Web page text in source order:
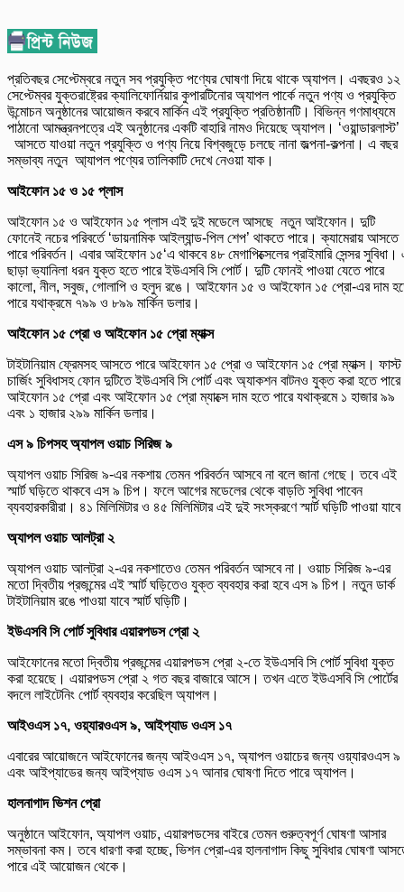
প্রতিবছর সেপ্টেম্বরে নতুন সব প্রযুক্তি পণ্যের ঘোষণা দিয়ে থাকে অ্যাপল। এবছরও ১২
সেপ্টেম্বর যুক্তরাষ্ট্রের ক্যালিফোর্নিয়ার কুপারটিনোর অ্যাপল পার্কে নতুন পণ্য ও প্রযুক্তি
উন্মোচন অনুষ্ঠানের আয়োজন করবে মার্কিন এই প্রযুক্তি প্রতিষ্ঠানটি। বিভিন্ন গণমাধ্যমে
পাঠানো আমন্ত্রনপত্রে এই অনুষ্ঠানের একটি বাহারি নামও দিয়েছে অ্যাপল।
আসতে যাওয়া নতুন প্রযুক্তি ও পণ্য নিয়ে বিশ্বজুড়ে চলছে নানা জল্পনা-কল্পনা। এ বছর
সম্ভাব্য নতুন আ্যাপল পণ্যের তালিকাটি দেখে নেওয়া যাক।
আইফোন ১৫ ও ১৫ প্লাস
আইফোন ১৫ ও আইফোন ১৫ প্লাস এই দুই মডেলে আসছে নতুন আইফোন। দুটি
ফোনেই নচের পরিবর্তে ‘ডায়নামিক আইল্যান্ড-পিল শেপ’ থাকতে পারে। ক্যামেরায় আসতে
পারে পরিবর্তন। এবার আইফোন ১৫‘এ থাকবে ৪৮ মেগাপিক্সেলের প্রাইমারি সেন্সর সুবিধা।
ছাড়া ভ্যানিলা ধরন যুক্ত হতে পারে ইউএসবি সি পোর্ট। দুটি ফোনই পাওয়া যেতে পারে
কালো, নীল, সবুজ, গোলাপি ও হলুদ রঙে। আইফোন ১৫ ও আইফোন ১৫ প্রো-এর দাম
পারে যথাক্রমে ৭৯৯ ও ৮৯৯ মার্কিন ডলার।
আইফোন ১৫ প্রো ও আইফোন ১৫ প্রো ম্যাক্স
টাইটানিয়াম ফ্রেমসহ আসতে পারে আইফোন ১৫ প্রো ও আইফোন ১৫ প্রো ম্যাক্স। ফাস্ট
চার্জিং সুবিধাসহ ফোন দুটিতে ইউএসবি সি পোর্ট এবং অ্যাকশন বাটনও যুক্ত করা হতে
আইফোন ১৫ প্রো এবং আইফোন ১৫ প্রো ম্যাক্সে দাম হতে পারে যথাক্রমে ১ হাজার ৯৯
এবং ১ হাজার ২৯৯ মার্কিন ডলার।
এস ৯ চিপসহ অ্যাপল ওয়াচ সিরিজ ৯
অ্যাপল ওয়াচ সিরিজ ৯-এর নকশায় তেমন পরিবর্তন আসবে না বলে জানা গেছে। তবে এই
স্মার্ট ঘড়িতে থাকবে এস ৯ চিপ। ফলে আগের মডেলের থেকে বাড়তি সুবিধা পাবেন
ব্যবহারকারীরা। ৪১ মিলিমিটার ও ৪৫ মিলিমিটার এই দুই সংস্করণে স্মার্ট ঘড়িটি পাওয়া
অ্যাপল ওয়াচ আলট্রা ২
অ্যাপল ওয়াচ আলট্রা ২-এর নকশাতেও তেমন পরিবর্তন আসবে না। ওয়াচ সিরিজ ৯-এর
মতো দ্বিতীয় প্রজন্মের এই স্মার্ট ঘড়িতেও যুক্ত ব্যবহার করা হবে এস ৯ চিপ। নতুন ডার্ক
টাইটানিয়াম রঙে পাওয়া যাবে স্মার্ট ঘড়িটি।
ইউএসবি সি পোর্ট সুবিধার এয়ারপডস প্রো ২
আইফোনের মতো দ্বিতীয় প্রজন্মের এয়ারপডস প্রো ২-তে ইউএসবি সি পোর্ট সুবিধা যুক্ত
করা হয়েছে। এয়ারপডস প্রো ২ গত বছর বাজারে আসে। তখন এতে ইউএসবি সি পোর্টের
বদলে লাইটেনিং পোর্ট ব্যবহার করেছিল অ্যাপল।
আইওএস ১৭, ওয়্যারওএস ৯, আইপ্যাড ওএস ১৭
এবারের আয়োজনে আইফোনের জন্য আইওএস ১৭, অ্যাপল ওয়াচের জন্য ওয়্যারওএস ৯
এবং আইপ্যাডের জন্য আইপ্যাড ওএস ১৭ আনার ঘোষণা দিতে পারে অ্যাপল।
হালনাগাদ ভিশন প্রো
অনুষ্ঠানে আইফোন, অ্যাপল ওয়াচ, এয়ারপডসের বাইরে তেমন গুরুত্বপূর্ণ ঘোষণা আসার
সম্ভাবনা কম। তবে ধারণা করা হচ্ছে, ভিশন প্রো-এর হালনাগাদ কিছু সুবিধার ঘোষণা
পারে এই আয়োজন থেকে।